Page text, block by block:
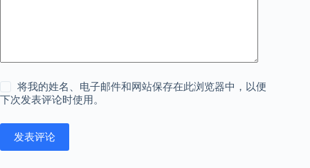
将我的姓名、电子邮件和网站保存在此浏览器中，以便
下次发表评论时使用。
发表评论